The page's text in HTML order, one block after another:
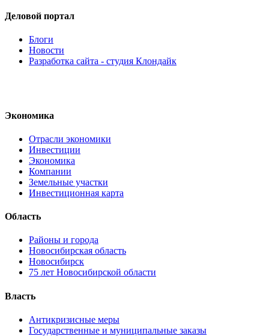
Деловой портал
Блоги
Новости
Разработка сайта - студия Клондайк
Экономика
Отрасли экономики
Инвестиции
Экономика
Компании
Земельные участки
Инвестиционная карта
Область
Районы и города
Новосибирская область
Новосибирск
75 лет Новосибирской области
Власть
Антикризисные меры
Государственные и муниципальные заказы